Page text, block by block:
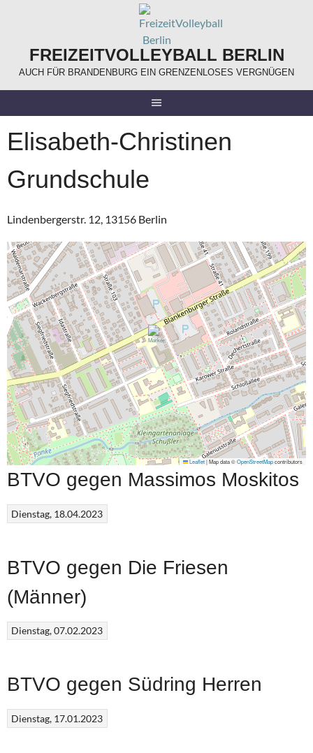
FREIZEITVOLLEYBALL BERLIN
AUCH FÜR BRANDENBURG EIN GRENZENLOSES VERGNÜGEN
Elisabeth-Christinen
Grundschule
Lindenbergerstr. 12, 13156 Berlin
Leaflet|Map data ©OpenStreetMapcontributors
BTVO gegen Massimos Moskitos
Dienstag, 18.04.2023
BTVO gegen Die Friesen
(Männer)
Dienstag, 07.02.2023
BTVO gegen Südring Herren
Dienstag, 17.01.2023